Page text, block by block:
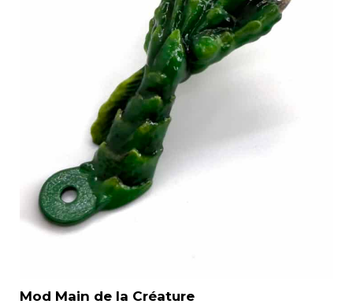
Mod Main de la Créature